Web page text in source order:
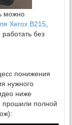
можно
Xerox B215,
без
понижения
нужного
ниже
прошили полной